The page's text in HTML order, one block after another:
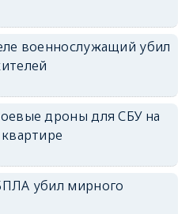
erid: 2SDnjdvhGXG
военнослужащий убил
дроны для СБУ на
убил мирного